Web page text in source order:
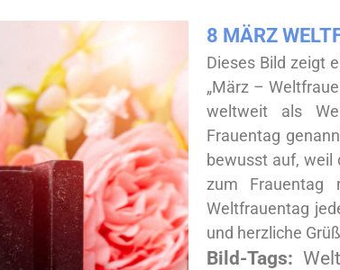
8 MÄRZ
Dieses Bild zeigt
„März –
weltweit als
Frauentag
bewusst auf, weil
zum
Weltfrauentag
und herzliche
Bild-Tags: